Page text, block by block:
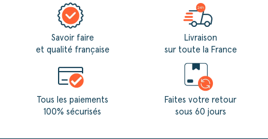
Savoir faire
et qualité française
Tous les paiements
100% sécurisés
Livraison
sur toute la France
Faites votre retour
sous 60 jours